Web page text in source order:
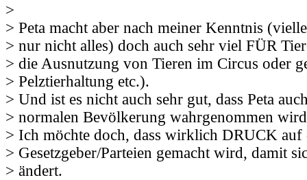
>
> Peta macht aber nach meiner Kenntnis
> nur nicht alles) doch auch sehr viel FÜR
> die Ausnutzung von Tieren im Circus oder
> Pelztierhaltung etc.).
> Und ist es nicht auch sehr gut, dass Peta
> normalen Bevölkerung wahrgenommen
> Ich möchte doch, dass wirklich DRUCK auf
> Gesetzgeber/Parteien gemacht wird, damit
> ändert.